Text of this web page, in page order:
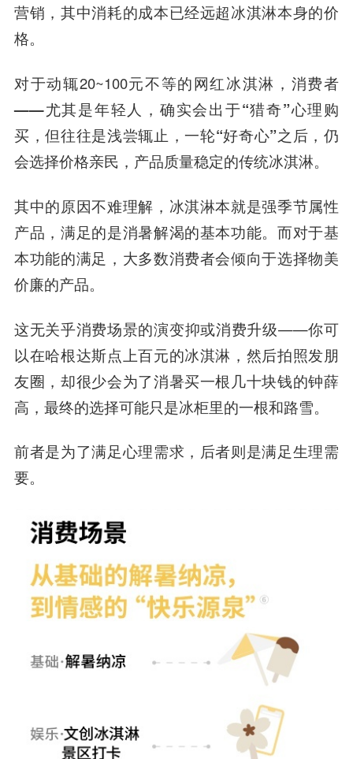
营销，其中消耗的成本已经远超冰淇淋本身的价
格。
对于动辄20~100元不等的网红冰淇淋， 消费者
——尤其是年轻人，确实会出于“猎奇”心理购
买，但往往是浅尝辄止，一轮“好奇心”之后，仍
会选择价格亲民，产品质量稳定的传统冰淇淋。
其中的原因不难理解，冰淇淋本就是强季节属性
产品，满足的是消暑解渴的基本功能。而对于基
本功能的满足，大多数消费者会倾向于选择物美
价廉的产品。
这无关乎消费场景的演变抑或消费升级——你可
以在哈根达斯点上百元的冰淇淋，然后拍照发朋
友圈，却很少会为了消暑买一根几十块钱的钟薛
高，最终的选择可能只是冰柜里的一根和路雪。
前者是为了满足心理需求，后者则是满足生理需
要。